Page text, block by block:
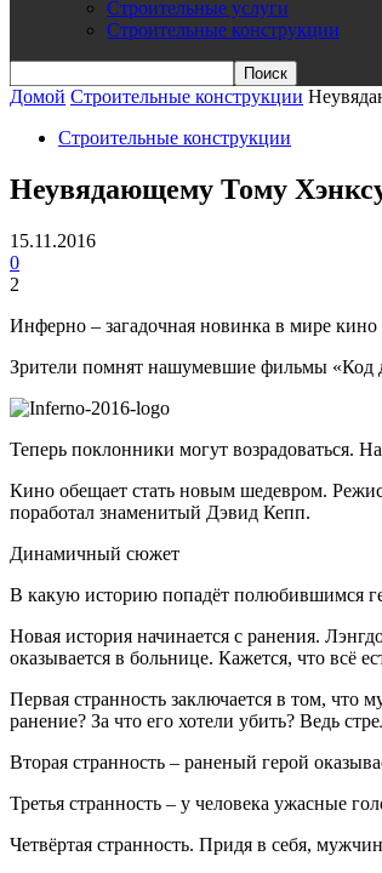
Строительные услуги
Строительные конструкции
Домой Строительные конструкции
Строительные конструкции
Неувядающему Тому
15.11.2016
0
2
Инферно – загадочная новинка в мире кино
Зрители помнят нашумевшие фильмы «Код
Теперь поклонники могут возрадоваться.
Кино обещает стать новым шедевром.
поработал знаменитый Дэвид Кепп.
Динамичный сюжет
В какую историю попадёт полюбившимся
Новая история начинается с ранения.
оказывается в больнице. Кажется, что всё
Первая странность заключается в том,
ранение? За что его хотели убить? Ведь
Вторая странность – раненый герой
Третья странность – у человека ужасные
Четвёртая странность. Придя в себя,